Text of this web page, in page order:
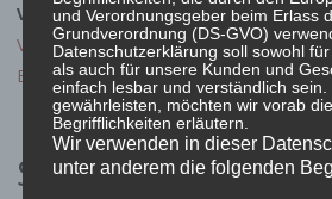
VORHERIGER BEITRAG
Verschlüsselung mit Let’s
Encyrpt und Apache’s mod_md
Schreibe einen
und Verordnungsgeber beim Erlass
Grundverordnung (DS-GVO)
Datenschutzerklärung soll sowohl
als auch für unsere Kunden und
einfach lesbar und verständlich sein.
gewährleisten, möchten wir vorab
Begrifflichkeiten erläutern.
Wir verwenden in dieser
unter anderem die folgenden